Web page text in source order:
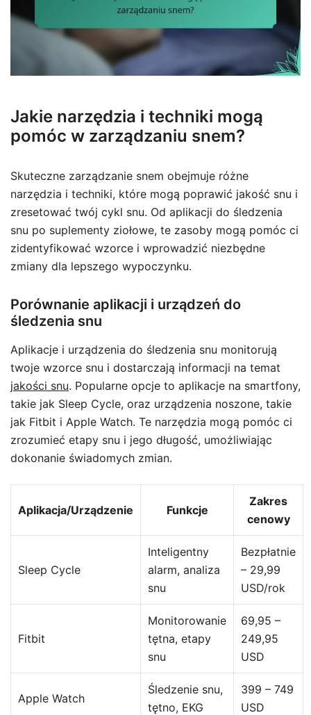
Jakie narzędzia i techniki mogą
pomóc w zarządzaniu snem?
Skuteczne zarządzanie snem obejmuje różne
narzędzia i techniki, które mogą poprawić jakość snu i
zresetować twój cykl snu. Od aplikacji do śledzenia
snu po suplementy ziołowe, te zasoby mogą pomóc ci
zidentyfikować wzorce i wprowadzić niezbędne
zmiany dla lepszego wypoczynku.
Porównanie aplikacji i urządzeń do
śledzenia snu
Aplikacje i urządzenia do śledzenia snu monitorują
twoje wzorce snu i dostarczają informacji na temat
jakości snu. Popularne opcje to aplikacje na smartfony,
takie jak Sleep Cycle, oraz urządzenia noszone, takie
jak Fitbit i Apple Watch. Te narzędzia mogą pomóc ci
zrozumieć etapy snu i jego długość, umożliwiając
dokonanie świadomych zmian.
Aplikacja/Urządzenie Funkcje
Zakres
cenowy
Sleep Cycle
Inteligentny
alarm, analiza
snu
Bezpłatnie
– 29,99
USD/rok
Fitbit
Monitorowanie
tętna, etapy
snu
69,95 –
249,95
USD
Apple Watch
Śledzenie snu,
tętno, EKG
399 – 749
USD